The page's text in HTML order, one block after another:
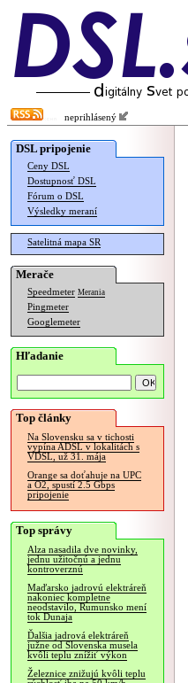
neprihlásený
DSL pripojenie
Ceny DSL
Dostupnosť DSL
Fórum o DSL
Výsledky meraní
Satelitná mapa SR
Merače
Speedmeter Merania
Pingmeter
Googlemeter
Hľadanie
Top články
Na Slovensku sa v tichosti
vypína ADSL v lokalitách s
VDSL, už 31. mája
Orange sa doťahuje na UPC
a O2, spustí 2.5 Gbps
pripojenie
Top správy
Alza nasadila dve novinky,
jednu užitočnú a jednu
kontroverznú
Maďarsko jadrovú elektráreň
nakoniec kompletne
neodstavilo, Rumunsko mení
tok Dunaja
Ďalšia jadrová elektráreň
južne od Slovenska musela
kvôli teplu znížiť výkon
Železnice znižujú kvôli teplu